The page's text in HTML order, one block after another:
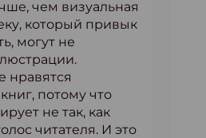
чем визуальная
который привык
могут не
нравятся
потому что
не так, как
читателя. И это